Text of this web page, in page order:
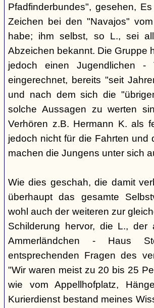
Pfadfinderbundes", gesehen,
Zeichen bei den "Navajos"
habe; ihm selbst, so L., sei
Abzeichen bekannt. Die Gruppe
jedoch einen Jugendlichen
eingerechnet, bereits "seit
und nach dem sich die
solche Aussagen zu werten
Verhören z.B. Hermann K. als
jedoch nicht für die Fahrten und
machen die Jungens unter sich
Wie dies geschah, die damit
überhaupt das gesamte
wohl auch der weiteren zur
Schilderung hervor, die L.,
Ammerländchen - Haus
entsprechenden Fragen des
"Wir waren meist zu 20 bis 25
wie vom Appellhofplatz,
Kurierdienst bestand meines